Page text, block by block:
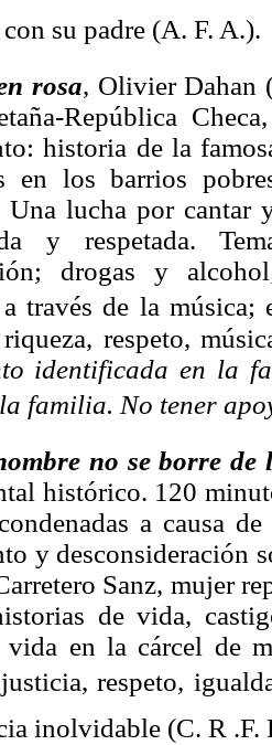
su padre (A. F. A.).
rosa, Olivier Dahan
República
historia de la
en los barrios
Una lucha por cantar
y respetada.
drogas y
a través de la
respeto,
identificada en la
familia. No tener
no se borre de
histórico. 120
a causa
y desconsideración
Sanz, mujer
de vida,
vida en la cárcel de
respeto,
inolvidable (C. R .F.